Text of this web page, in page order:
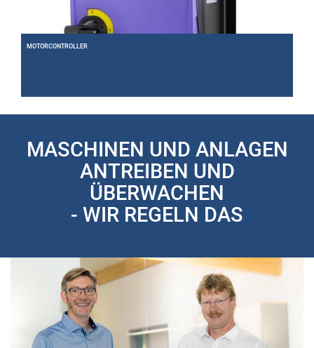
MOTORCONTROLLER
Motoren perfekt regeln und in Steuerungskonzepte einbinden. Wir liefern die passenden
Weiter
MASCHINEN UND ANLAGEN
ANTREIBEN UND
ÜBERWACHEN
- WIR REGELN DAS